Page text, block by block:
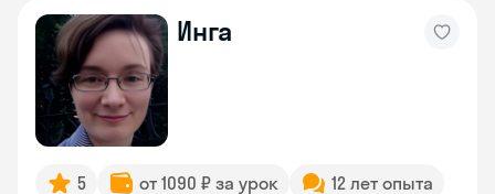
Инга
5 от 1090 ₽ за урок
12 лет опыта